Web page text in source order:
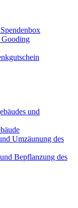
Gooding
und
Umzäunung des
Bepflanzung des